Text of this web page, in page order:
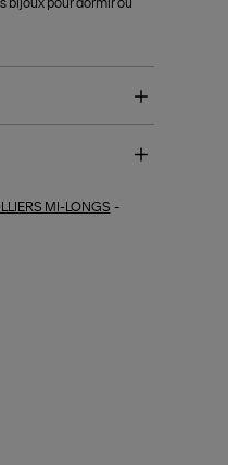
bijoux pour dormir ou
MI-LONGS -